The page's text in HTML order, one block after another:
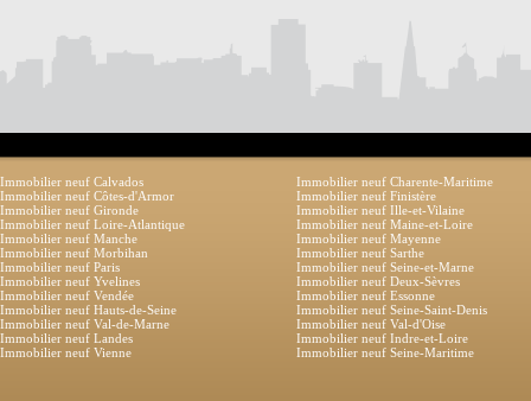
Immobilier neuf Calvados
Immobilier neuf Charente-Maritime
Immobilier neuf Côtes-d'Armor
Immobilier neuf Finistère
Immobilier neuf Gironde
Immobilier neuf Ille-et-Vilaine
Immobilier neuf Loire-Atlantique
Immobilier neuf Maine-et-Loire
Immobilier neuf Manche
Immobilier neuf Mayenne
Immobilier neuf Morbihan
Immobilier neuf Sarthe
Immobilier neuf Paris
Immobilier neuf Seine-et-Marne
Immobilier neuf Yvelines
Immobilier neuf Deux-Sèvres
Immobilier neuf Vendée
Immobilier neuf Essonne
Immobilier neuf Hauts-de-Seine
Immobilier neuf Seine-Saint-Denis
Immobilier neuf Val-de-Marne
Immobilier neuf Val-d'Oise
Immobilier neuf Landes
Immobilier neuf Indre-et-Loire
Immobilier neuf Vienne
Immobilier neuf Seine-Maritime